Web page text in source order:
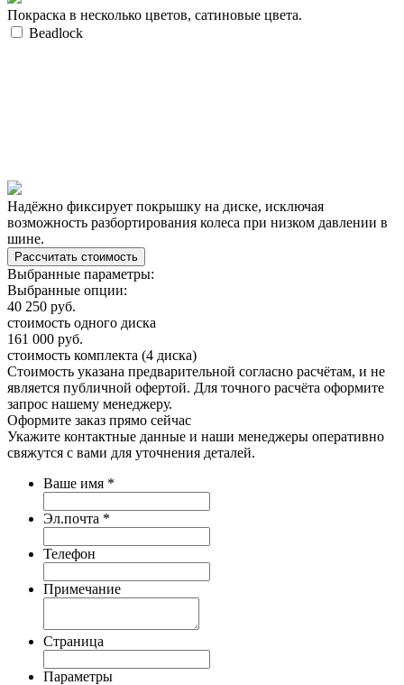
Покраска в несколько цветов, сатиновые цвета.
Beadlock
Надёжно фиксирует покрышку на диске, исключая
возможность разбортирования колеса при низком давлении в
шине.
Выбранные параметры:
Выбранные опции:
40 250 руб.
стоимость одного диска
161 000 руб.
стоимость комплекта (4 диска)
Стоимость указана предварительной согласно расчётам, и не
является публичной офертой. Для точного расчёта оформите
запрос нашему менеджеру.
Оформите заказ прямо сейчас
Укажите контактные данные и наши менеджеры оперативно
свяжутся с вами для уточнения деталей.
Ваше имя *
Эл.почта *
Телефон
Примечание
Страница
Параметры